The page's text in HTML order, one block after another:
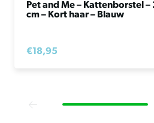
Pet and Me – Kattenborstel
cm – Kort haar – Blauw
€18,95